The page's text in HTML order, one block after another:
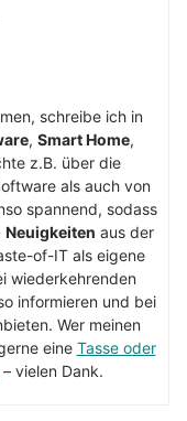
schreibe ich in
, Smart Home,
z.B. über die
als auch von
spannend, sodass
Neuigkeiten aus der
of-IT als eigene
wiederkehrenden
informieren und bei
Wer meinen
eine Tasse oder
– vielen Dank.